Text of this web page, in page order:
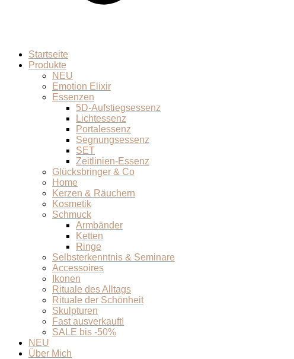
Startseite
Produkte
NEU
Emotion Elixir
Essenzen
5D-Aufstiegsessenz
Lichtessenz
Portalessenz
Segnungsessenz
SET
Zeitlinien-Essenz
Glücksbringer & Co
Home
Kerzen & Räuchern
Kosmetik
Schmuck
Armbänder
Ketten
Ringe
Selbsterkenntnis & Seminare
Accessoires
Ikonen
Rituale des Alltags
Rituale der Schönheit
Skulpturen
Fast ausverkauft!
SALE bis -50%
NEU
Über Mich